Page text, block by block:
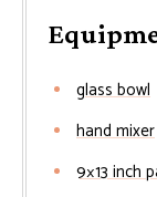
glass bowl
hand mixer
9×13 inch